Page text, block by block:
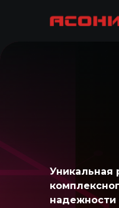
Уникальная
надежности